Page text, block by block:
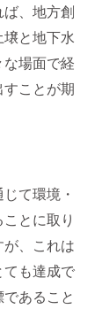
、地方創
と地下水
場面で経
ことが期
て環境・
とに取り
、これは
も達成で
あること